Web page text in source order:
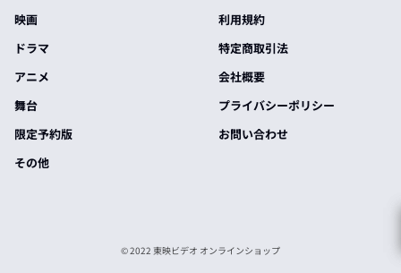
映画
ドラマ
アニメ
舞台
限定予約版
その他
利用規約
特定商取引法
会社概要
プライバシーポリシー
お問い合わせ
© 2022 東映ビデオ オンラインショップ